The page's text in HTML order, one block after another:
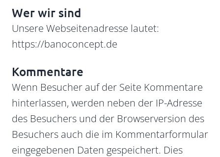
Wer wir sind
Unsere Webseitenadresse lautet:
https://banoconcept.de
Kommentare
Wenn Besucher auf der Seite Kommentare
hinterlassen, werden neben der IP-Adresse
des Besuchers und der Browserversion des
Besuchers auch die im Kommentarformular
eingegebenen Daten gespeichert. Dies